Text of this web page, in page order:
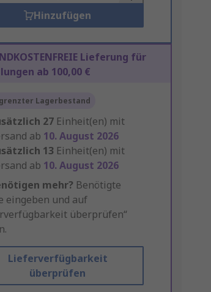
Hinzufügen
Lieferung für
ab 100,00 €
Lagerbestand
27 Einheit(en) mit
ab 10. August 2026
13 Einheit(en) mit
ab 10. August 2026
mehr? Benötigte
eingeben und auf
überprüfen“
Lieferverfügbarkeit
überprüfen